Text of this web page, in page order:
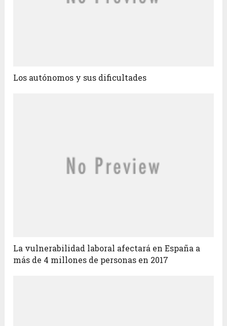
Los autónomos y sus dificultades
La vulnerabilidad laboral afectará en España a
más de 4 millones de personas en 2017